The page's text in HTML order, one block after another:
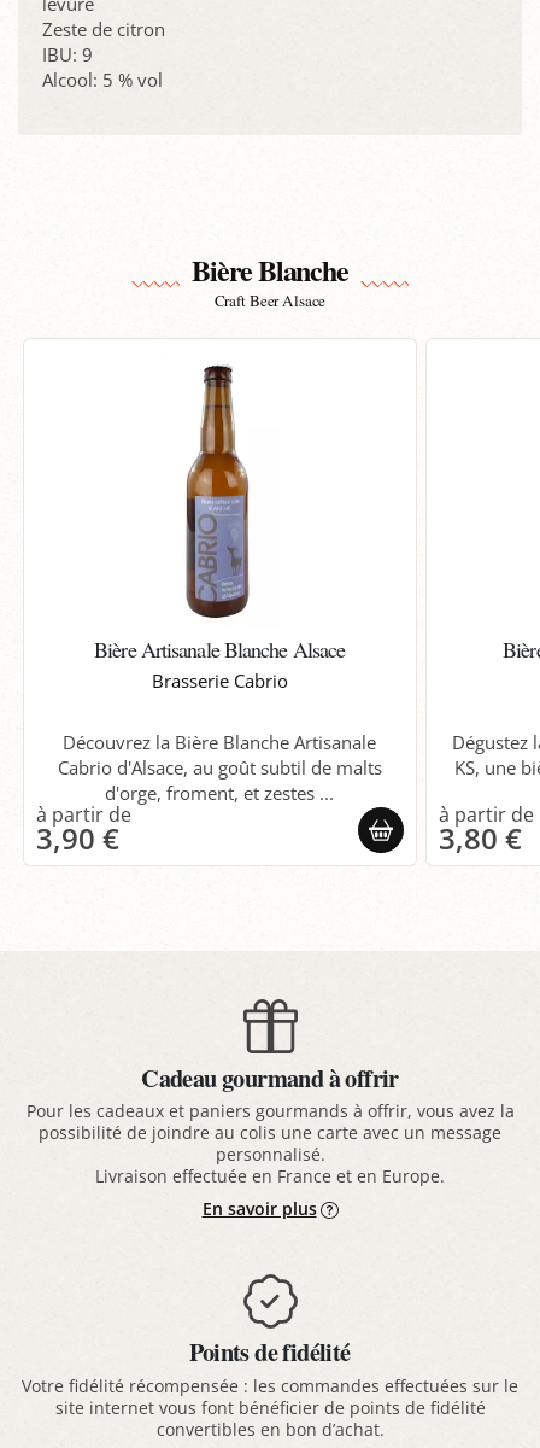
Zeste de citron
IBU: 9
Alcool: 5 % vol
Bière Blanche
Craft Beer Alsace
Bière Artisanale Blanche Alsace
Brasserie Cabrio
Découvrez la Bière Blanche Artisanale
Cabrio d'Alsace, au goût subtil de malts
d'orge, froment, et zestes ...
3,90 €
Dégustez
KS, une
3,80 €
Cadeau gourmand à offrir
Pour les cadeaux et paniers gourmands à offrir, vous avez la
possibilité de joindre au colis une carte avec un message
personnalisé.
Livraison effectuée en France et en Europe.
En savoir plus
Points de fidélité
Votre fidélité récompensée : les commandes effectuées sur le
site internet vous font bénéficier de points de fidélité
convertibles en bon d’achat.